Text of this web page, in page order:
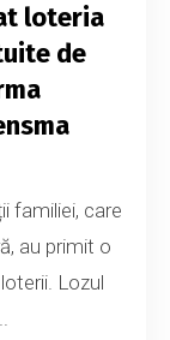
loteria
de
familiei, care
au primit o
Lozul